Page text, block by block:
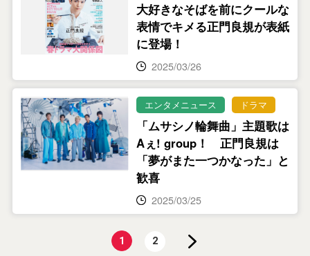
大好きなそばを前にクールな
表情でキメる正門良規が表紙
に登場！
2025/03/26
エンタメニュース ドラマ
「ムサシノ輪舞曲」主題歌は
Aぇ! group！ 正門良規は
「夢がまた一つかなった」と
歓喜
2025/03/25
1 2